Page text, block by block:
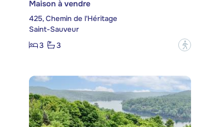
Maison à vendre
425, Chemin de l'Héritage
Saint-Sauveur
3
3 ?